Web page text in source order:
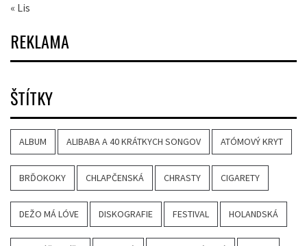
« Lis
REKLAMA
ŠTÍTKY
ALBUM ALIBABA A 40 KRÁTKYCH SONGOV ATÓMOVÝ KRYT
BRĎOKOKY CHLAPČENSKÁ CHRASTY CIGARETY
DEŽO MÁ LÓVE DISKOGRAFIE FESTIVAL HOLANDSKÁ